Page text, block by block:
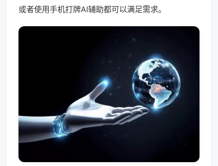
或者使用手机打牌AI辅助都可以满足需求。